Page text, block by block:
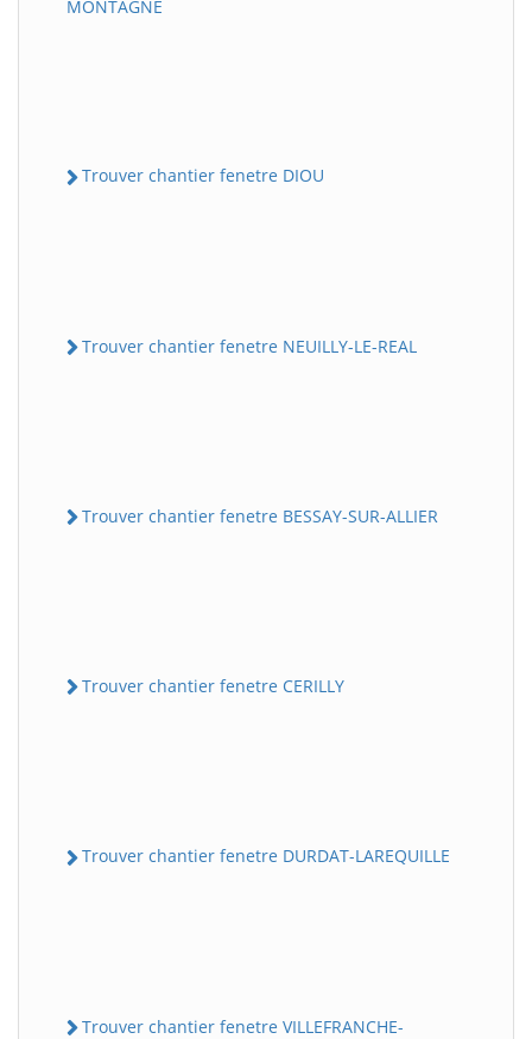
MONTAGNE
Trouver chantier fenetre DIOU
Trouver chantier fenetre NEUILLY-LE-REAL
Trouver chantier fenetre BESSAY-SUR-ALLIER
Trouver chantier fenetre CERILLY
Trouver chantier fenetre DURDAT-LAREQUILLE
Trouver chantier fenetre VILLEFRANCHE-